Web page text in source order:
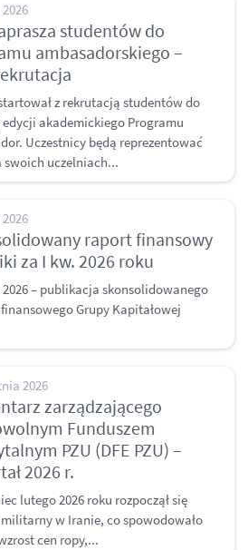
studentów do
ambasadorskiego –
z rekrutacją studentów do
akademickiego Programu
Uczestnicy będą reprezentować
swoich uczelniach...
raport finansowy
za I kw. 2026 roku
2026 – publikacja skonsolidowanego
Grupy Kapitałowej
2026
zarządzającego
Funduszem
PZU (DFE PZU) –
2026 r.
lutego 2026 roku rozpoczął się
w Iranie, co spowodowało
cen ropy,...